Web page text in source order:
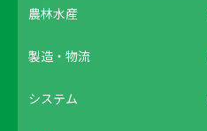
農林水産
製造・物流
システム